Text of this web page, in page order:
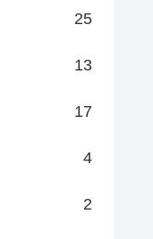
25
13
17
4
2